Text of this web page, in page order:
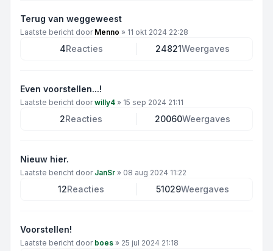
Terug van weggeweest
Laatste bericht door Menno » 11 okt 2024 22:28
4Reacties 24821Weergaves
Even voorstellen...!
Laatste bericht doorwilly4 » 15 sep 2024 21:11
2Reacties 20060Weergaves
Nieuw hier.
Laatste bericht door JanSr » 08 aug 2024 11:22
12Reacties 51029Weergaves
Voorstellen!
Laatste bericht door boes » 25 jul 2024 21:18